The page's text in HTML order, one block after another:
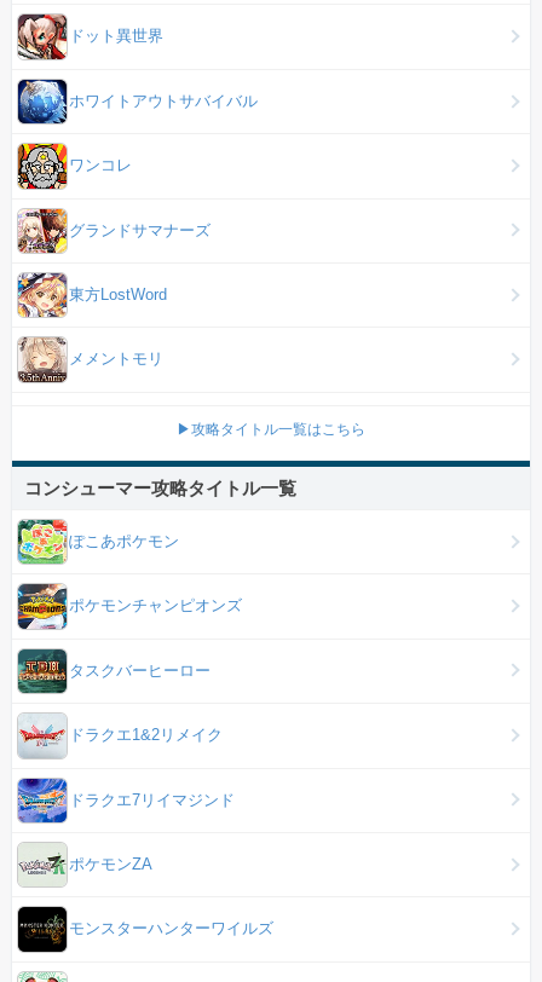
ドット異世界
ホワイトアウトサバイバル
ワンコレ
グランドサマナーズ
東方LostWord
メメントモリ
▶攻略タイトル一覧はこちら
コンシューマー攻略タイトル一覧
ぽこあポケモン
ポケモンチャンピオンズ
タスクバーヒーロー
ドラクエ1&2リメイク
ドラクエ7リイマジンド
ポケモンZA
モンスターハンターワイルズ